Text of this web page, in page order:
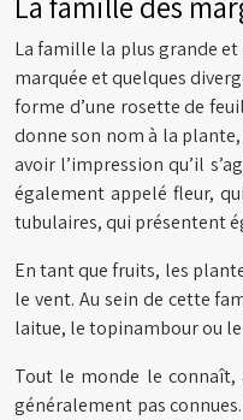
La famille la plus grande et
marquée et quelques
forme d’une rosette de
donne son nom à la
avoir l’impression qu’il
également appelé fleur,
tubulaires, qui présentent
En tant que fruits, les
le vent. Au sein de cette
laitue, le topinambour ou
Tout le monde le connaît,
généralement pas